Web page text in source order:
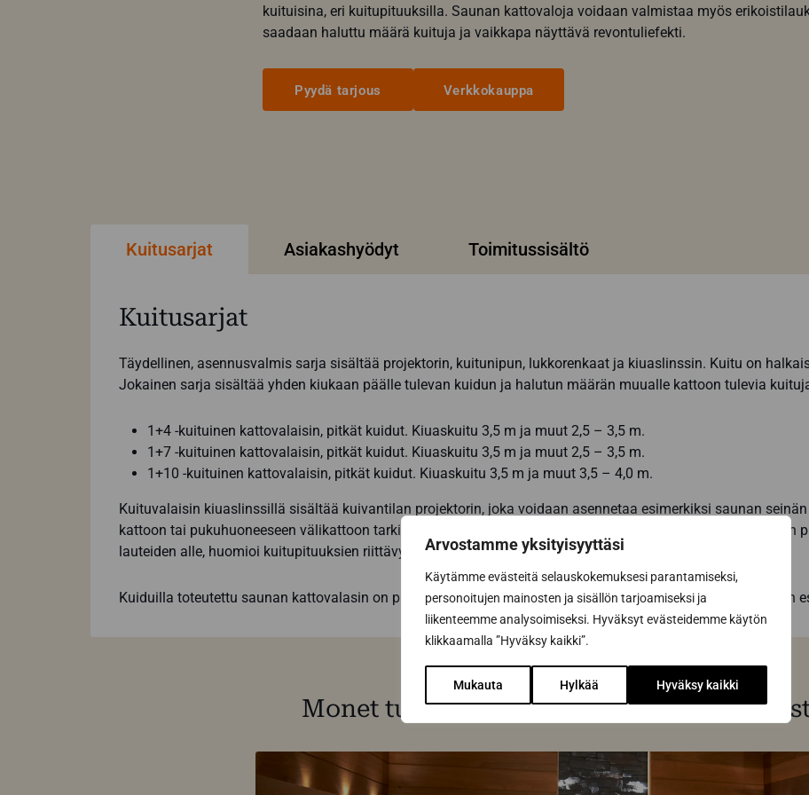
Arvostamme yksityisyyttäsi
Käytämme evästeitä selauskokemuksesi parantamiseksi,
personoitujen mainosten ja sisällön tarjoamiseksi ja
liikenteemme analysoimiseksi. Hyväksyt evästeidemme käytön
klikkaamalla ”Hyväksy kaikki”.
Mukauta Hylkää Hyväksy kaikki
kuituisina, eri kuitupituuksilla. Saunan kattovaloja voidaan valmistaa myös
saadaan haluttu määrä kuituja ja vaikkapa näyttävä revontuliefekti.
Pyydä tarjous Verkkokauppa
Kuitusarjat Asiakashyödyt Toimitussisältö
Kuitusarjat
Täydellinen, asennusvalmis sarja sisältää projektorin, kuitunipun, lukkorenkaat ja kiuaslinssin. Kuitu on
Jokainen sarja sisältää yhden kiukaan päälle tulevan kuidun ja halutun määrän muualle kattoon tulevia
1+4 -kuituinen kattovalaisin, pitkät kuidut. Kiuaskuitu 3,5 m ja muut 2,5 – 3,5 m.
1+7 -kuituinen kattovalaisin, pitkät kuidut. Kiuaskuitu 3,5 m ja muut 2,5 – 3,5 m.
1+10 -kuituinen kattovalaisin, pitkät kuidut. Kiuaskuitu 3,5 m ja muut 3,5 – 4,0 m.
Kuituvalaisin kiuaslinssillä sisältää kuivantilan projektorin, joka voidaan asennetaa esimerkiksi saunan
kattoon tai pukuhuoneeseen välikattoon tarkistusluukun taakse. Projektori on äänetön. Kattokuituvalaisimen
lauteiden alle, huomioi kuitupituuksien riittävyys.
Kuiduilla toteutettu saunan kattovalasin on pitkäikänen ja huoltovapaa ratkaisu. Sen valoteho säilyy pitkään
Monet tuotteet saat kätevästi